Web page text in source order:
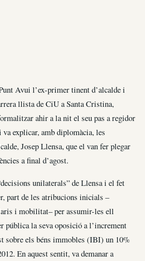
Avui l’ex-primer tinent d’alcalde i
llista de CiU a Santa Cristina,
ahir a la nit el seu pas a regidor
explicar, amb diplomàcia, les
Josep Llensa, que el van fer plegar
a final d’agost.
unilaterals” de Llensa i el fet
part de les atribucions inicials –
i mobilitat– per assumir-les ell
pública la seva oposició a l’increment
sobre els béns immobles (IBI) un 10%
En aquest sentit, va demanar a